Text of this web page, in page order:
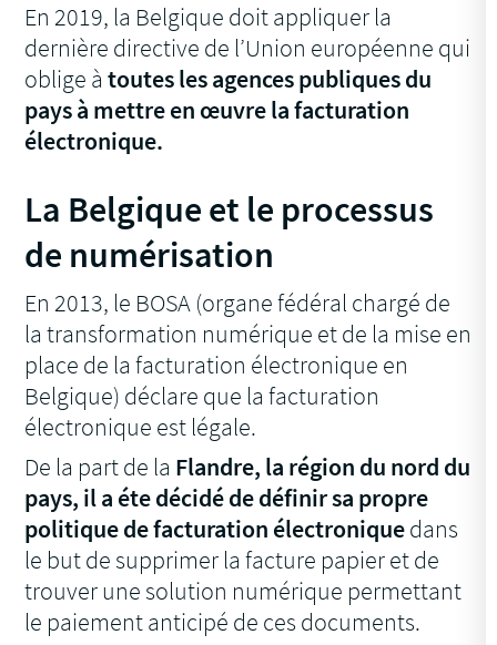
En 2019, la Belgique doit appliquer la
dernière directive de l’Union européenne qui
oblige àtoutes les agences publiques du
pays à mettre en œuvre la facturation
électronique.
La Belgique et le processus
de numérisation
En 2013, le BOSA (organe fédéral chargé de
la transformation numérique et de la mise en
place de la facturation électronique en
Belgique) déclare que la facturation
électronique est légale.
De la part de la Flandre, la région du nord du
pays, il a éte décidé de définir sa propre
politique de facturation électroniquedans
le but de supprimer la facture papier et de
trouver une solution numérique permettant
le paiement anticipé de ces documents.